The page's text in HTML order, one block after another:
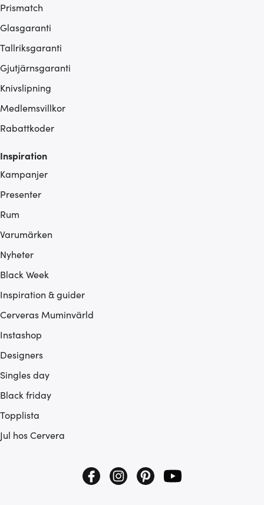
Prismatch
Glasgaranti
Tallriksgaranti
Gjutjärnsgaranti
Knivslipning
Medlemsvillkor
Rabattkoder
Inspiration
Kampanjer
Presenter
Rum
Varumärken
Nyheter
Black Week
Inspiration & guider
Cerveras Muminvärld
Instashop
Designers
Singles day
Black friday
Topplista
Jul hos Cervera